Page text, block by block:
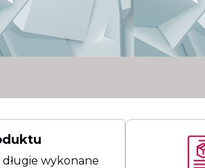
długie wykonane